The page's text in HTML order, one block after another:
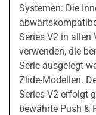
Systemen: Die
Series V2 in allen
verwenden, die
Serie ausgelegt
Zlide-Modellen.
Series V2 erfolgt
bewährte Push &